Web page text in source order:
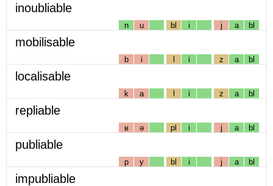
inoubliable
n u bl i j a bl
mobilisable
b i l i z a bl
localisable
k a l i z a bl
repliable
ʁ ə pl i j a bl
publiable
p y bl i j a bl
impubliable